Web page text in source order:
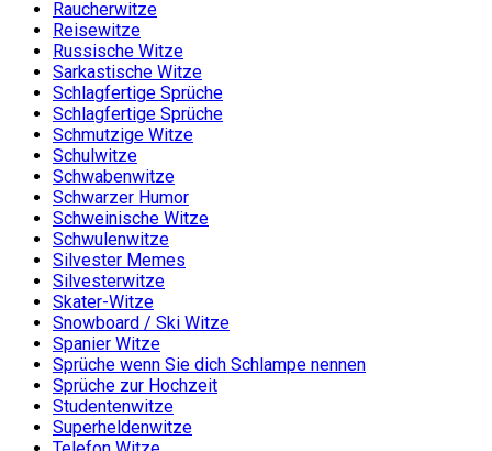
Raucherwitze
Reisewitze
Russische Witze
Sarkastische Witze
Schlagfertige Sprüche
Schlagfertige Sprüche
Schmutzige Witze
Schulwitze
Schwabenwitze
Schwarzer Humor
Schweinische Witze
Schwulenwitze
Silvester Memes
Silvesterwitze
Skater-Witze
Snowboard / Ski Witze
Spanier Witze
Sprüche wenn Sie dich Schlampe nennen
Sprüche zur Hochzeit
Studentenwitze
Superheldenwitze